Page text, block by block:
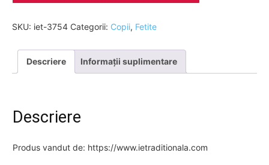
SKU: iet-3754 Categorii: Copii, Fetite
Descriere Informații suplimentare
Descriere
Produs vandut de: https://www.ietraditionala.com